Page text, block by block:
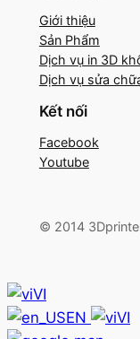
Giới thiệu
Sản Phẩm
Dịch vụ in 3D
Dịch vụ sửa
Kết nối
Facebook
Youtube
© 2014
VI
EN
VI